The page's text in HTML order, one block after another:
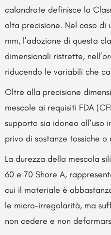
calandrate definisce la
alta precisione. Nel caso di
mm, l’adozione di questa
dimensionali ristrette,
riducendo le variabili che
Oltre alla precisione
mescole ai requisiti FDA
supporto sia idoneo
privo di sostanze tossiche o
La durezza della mescola
60 e 70 Shore A,
cui il materiale è
le micro-irregolarità, ma
non cedere e non